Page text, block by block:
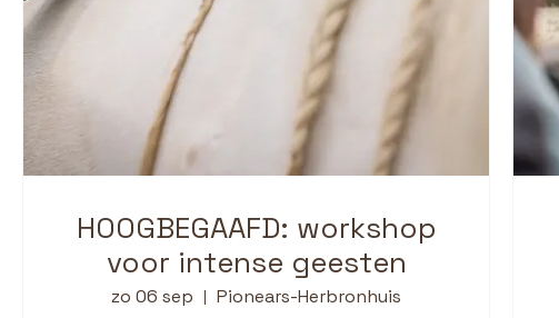
HOOGBEGAAFD: workshop
voor intense geesten
zo 06 sep
Pionears-Herbronhuis